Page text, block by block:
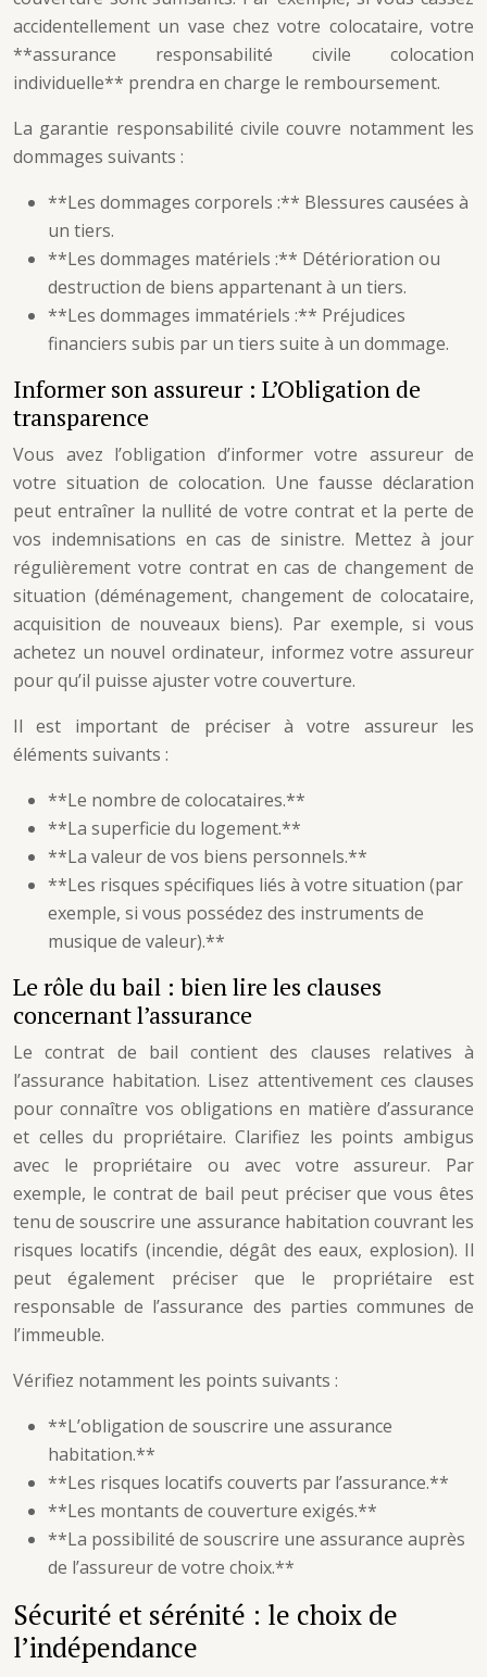
accidentellement un vase chez votre colocataire, votre
**assurance responsabilité civile colocation
individuelle** prendra en charge le remboursement.
La garantie responsabilité civile couvre notamment les
dommages suivants :
**Les dommages corporels :** Blessures causées à
un tiers.
**Les dommages matériels :** Détérioration ou
destruction de biens appartenant à un tiers.
**Les dommages immatériels :** Préjudices
financiers subis par un tiers suite à un dommage.
Informer son assureur : L’Obligation de
transparence
Vous avez l’obligation d’informer votre assureur de
votre situation de colocation. Une fausse déclaration
peut entraîner la nullité de votre contrat et la perte de
vos indemnisations en cas de sinistre. Mettez à jour
régulièrement votre contrat en cas de changement de
situation (déménagement, changement de colocataire,
acquisition de nouveaux biens). Par exemple, si vous
achetez un nouvel ordinateur, informez votre assureur
pour qu’il puisse ajuster votre couverture.
Il est important de préciser à votre assureur les
éléments suivants :
**Le nombre de colocataires.**
**La superficie du logement.**
**La valeur de vos biens personnels.**
**Les risques spécifiques liés à votre situation (par
exemple, si vous possédez des instruments de
musique de valeur).**
Le rôle du bail : bien lire les clauses
concernant l’assurance
Le contrat de bail contient des clauses relatives à
l’assurance habitation. Lisez attentivement ces clauses
pour connaître vos obligations en matière d’assurance
et celles du propriétaire. Clarifiez les points ambigus
avec le propriétaire ou avec votre assureur. Par
exemple, le contrat de bail peut préciser que vous êtes
tenu de souscrire une assurance habitation couvrant les
risques locatifs (incendie, dégât des eaux, explosion). Il
peut également préciser que le propriétaire est
responsable de l’assurance des parties communes de
l’immeuble.
Vérifiez notamment les points suivants :
**L’obligation de souscrire une assurance
habitation.**
**Les risques locatifs couverts par l’assurance.**
**Les montants de couverture exigés.**
**La possibilité de souscrire une assurance auprès
de l’assureur de votre choix.**
Sécurité et sérénité : le choix de
l’indépendance